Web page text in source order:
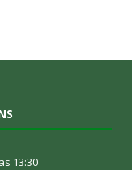
13:30